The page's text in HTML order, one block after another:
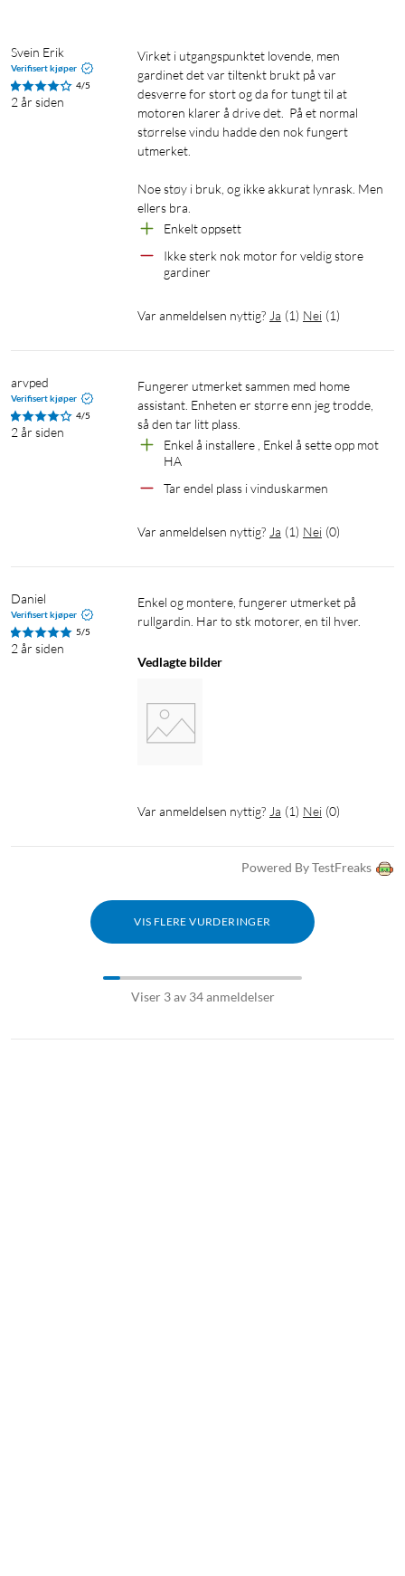
Svein Erik
Verifisert kjøper
4/5
2 år siden
Virket i utgangspunktet lovende, men
gardinet det var tiltenkt brukt på var
desverre for stort og da for tungt til at
motoren klarer å drive det.  På et normal
størrelse vindu hadde den nok fungert
utmerket.
Noe støy i bruk, og ikke akkurat lynrask. Men
ellers bra.
Enkelt oppsett
Ikke sterk nok motor for veldig store
gardiner
Var anmeldelsen nyttig? Ja (1) Nei (1)
arvped
Verifisert kjøper
4/5
2 år siden
Fungerer utmerket sammen med home
assistant. Enheten er større enn jeg trodde,
så den tar litt plass.
Enkel å installere , Enkel å sette opp mot
HA
Tar endel plass i vinduskarmen
Var anmeldelsen nyttig? Ja (1) Nei (0)
Daniel
Verifisert kjøper
5/5
2 år siden
Enkel og montere, fungerer utmerket på
rullgardin. Har to stk motorer, en til hver.
Vedlagte bilder
Var anmeldelsen nyttig? Ja (1) Nei (0)
Powered By TestFreaks
VIS FLERE VURDERINGER
Viser 3 av 34 anmeldelser